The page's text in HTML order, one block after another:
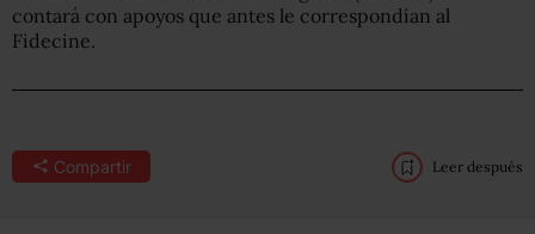
contará con apoyos que antes le correspondían al
Fidecine.
Compartir Leer después